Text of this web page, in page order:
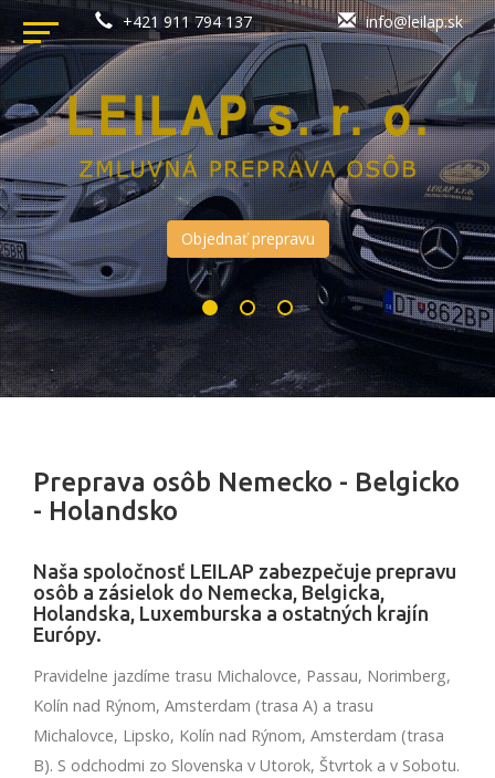
+421 911 794 137 info@leilap.sk
Objednať prepravu
Preprava osôb Nemecko - Belgicko
- Holandsko
Naša spoločnosť LEILAP zabezpečuje prepravu
osôb a zásielok do Nemecka, Belgicka,
Holandska, Luxemburska a ostatných krajín
Európy.
Pravidelne jazdíme trasu Michalovce, Passau, Norimberg,
Kolín nad Rýnom, Amsterdam (trasa A) a trasu
Michalovce, Lipsko, Kolín nad Rýnom, Amsterdam (trasa
B). S odchodmi zo Slovenska v Utorok, Štvrtok a v Sobotu.